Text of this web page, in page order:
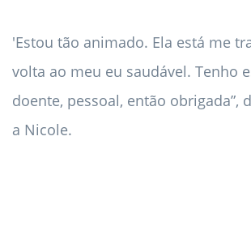
'Estou tão animado. Ela está me
volta ao meu eu saudável. Tenho
doente, pessoal, então obrigada”,
a Nicole.